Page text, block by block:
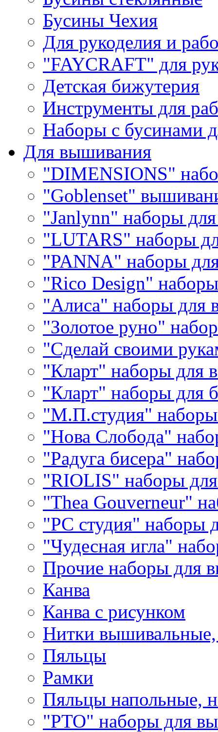
Бусины Чехия
Для рукоделия и
"FAYCRAFT" для
Детская бижутерия
Инструменты для
Наборы с бусинами
Для вышивания
"DIMENSIONS"
"Goblenset"
"Janlynn" наборы
"LUTARS" наборы
"PANNA" наборы
"Rico Design"
"Алиса" наборы для
"Золотое руно"
"Сделай своими
"Кларт" наборы для
"Кларт" наборы для
"М.П.студия"
"Нова Слобода"
"Радуга бисера"
"RIOLIS" наборы
"Thea Gouverneur"
"РС студия" наборы
"Чудесная игла"
Прочие наборы для
Канва
Канва с рисунком
Нитки
Пяльцы
Рамки
Пяльцы напольные,
"РТО" наборы для